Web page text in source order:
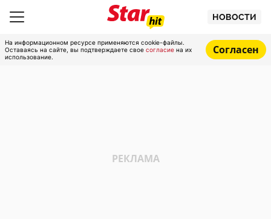
НОВОСТИ
На информационном ресурсе применяются cookie-файлы.
Оставаясь на сайте, вы подтверждаете свое согласие на их
использование.
Согласен